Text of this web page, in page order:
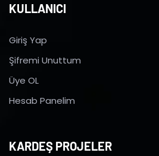
KULLANICI
Giriş Yap
Şifremi Unuttum
Üye OL
Hesab Panelim
KARDEŞ PROJELER